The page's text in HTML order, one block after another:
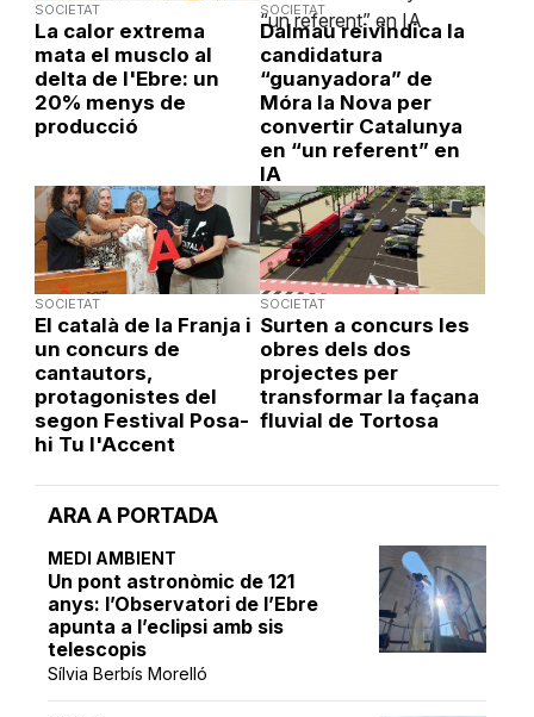
ARA A PORTADA
MEDI AMBIENT
Un pont astronòmic de 121
anys: l’Observatori de l’Ebre
apunta a l’eclipsi amb sis
telescopis
Sílvia Berbís Morelló
SOCIETAT
La calor extrema
mata el musclo al
delta de l'Ebre: un
20% menys de
producció
SOCIETAT
Dalmau reivindica la
candidatura
“guanyadora” de
Móra la Nova per
convertir Catalunya
en “un referent” en
IA
SOCIETAT
El català de la Franja i
un concurs de
cantautors,
protagonistes del
segon Festival Posa-
hi Tu l'Accent
SOCIETAT
Surten a concurs les
obres dels dos
projectes per
transformar la façana
fluvial de Tortosa